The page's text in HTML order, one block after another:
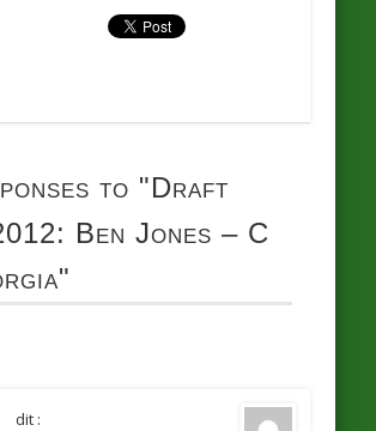
to "Draft
Ben Jones – C
dit :